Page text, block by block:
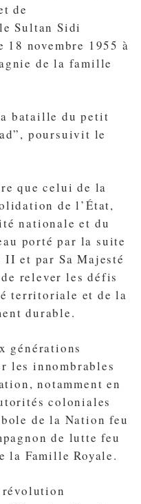
de
Sultan Sidi
18 novembre 1955 à
de la famille
bataille du petit
poursuivit le
que celui de la
de l’État,
nationale et du
porté par la suite
II et par Sa Majesté
relever les défis
territoriale et de la
durable.
générations
les innombrables
notamment en
coloniales
de la Nation feu
de lutte feu
la Famille Royale.